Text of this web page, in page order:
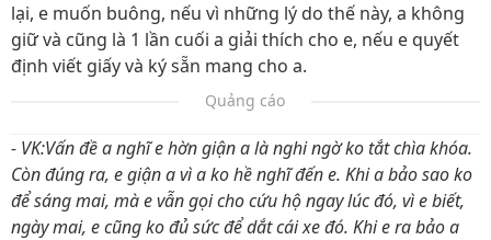
lại, e muốn buông, nếu vì những lý do thế này, a không
giữ và cũng là 1 lần cuối a giải thích cho e, nếu e quyết
định viết giấy và ký sẵn mang cho a.
Quảng cáo
- VK:Vấn đề a nghĩ e hờn giận a là nghi ngờ ko tắt chìa khóa.
Còn đúng ra, e giận a vì a ko hề nghĩ đến e. Khi a bảo sao ko
để sáng mai, mà e vẫn gọi cho cứu hộ ngay lúc đó, vì e biết,
ngày mai, e cũng ko đủ sức để dắt cái xe đó. Khi e ra bảo a